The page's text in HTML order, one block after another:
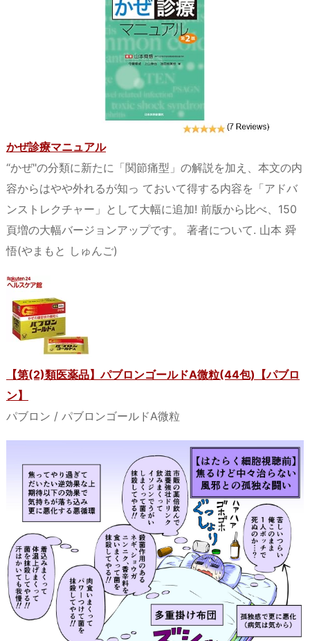
かぜ診療マニュアル
“かぜ"の分類に新たに「関節痛型」の解説を加え、本文の内
容からはやや外れるが知っ ておいて得する内容を「アドバ
ンストレクチャー」として大幅に追加! 前版から比べ、150
頁増の大幅バージョンアップです。 著者について. 山本 舜
悟(やまもと しゅんご)
【第(2)類医薬品】パブロンゴールドA微粒(44包)【パブロ
ン】
パブロン / パブロンゴールドA微粒